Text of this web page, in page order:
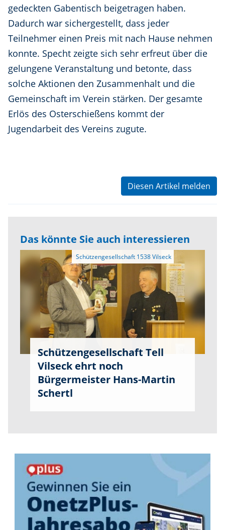
gedeckten Gabentisch beigetragen haben.
Dadurch war sichergestellt, dass jeder
Teilnehmer einen Preis mit nach Hause nehmen
konnte. Specht zeigte sich sehr erfreut über die
gelungene Veranstaltung und betonte, dass
solche Aktionen den Zusammenhalt und die
Gemeinschaft im Verein stärken. Der gesamte
Erlös des Osterschießens kommt der
Jugendarbeit des Vereins zugute.
Diesen Artikel melden
Das könnte Sie auch interessieren
Schützengesellschaft 1538 Vilseck
Schützengesellschaft Tell
Vilseck ehrt noch
Bürgermeister Hans-Martin
Schertl